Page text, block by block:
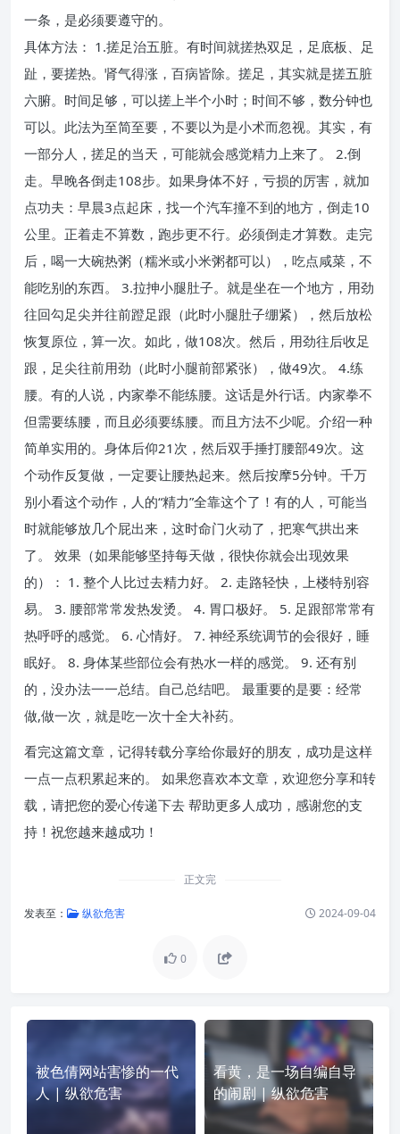
一条，是必须要遵守的。
具体方法： 1.搓足治五脏。有时间就搓热双足，足底板、足
趾，要搓热。肾气得涨，百病皆除。搓足，其实就是搓五脏
六腑。时间足够，可以搓上半个小时；时间不够，数分钟也
可以。此法为至简至要，不要以为是小术而忽视。其实，有
一部分人，搓足的当天，可能就会感觉精力上来了。 2.倒
走。早晚各倒走108步。如果身体不好，亏损的厉害，就加
点功夫：早晨3点起床，找一个汽车撞不到的地方，倒走10
公里。正着走不算数，跑步更不行。必须倒走才算数。走完
后，喝一大碗热粥（糯米或小米粥都可以），吃点咸菜，不
能吃别的东西。 3.拉抻小腿肚子。就是坐在一个地方，用劲
往回勾足尖并往前蹬足跟（此时小腿肚子绷紧），然后放松
恢复原位，算一次。如此，做108次。然后，用劲往后收足
跟，足尖往前用劲（此时小腿前部紧张），做49次。 4.练
腰。有的人说，内家拳不能练腰。这话是外行话。内家拳不
但需要练腰，而且必须要练腰。而且方法不少呢。介绍一种
简单实用的。身体后仰21次，然后双手捶打腰部49次。这
个动作反复做，一定要让腰热起来。然后按摩5分钟。千万
别小看这个动作，人的“精力”全靠这个了！有的人，可能当
时就能够放几个屁出来，这时命门火动了，把寒气拱出来
了。 效果（如果能够坚持每天做，很快你就会出现效果
的）： 1. 整个人比过去精力好。 2. 走路轻快，上楼特别容
易。 3. 腰部常常发热发烫。 4. 胃口极好。 5. 足跟部常常有
热呼呼的感觉。 6. 心情好。 7. 神经系统调节的会很好，睡
眠好。 8. 身体某些部位会有热水一样的感觉。 9. 还有别
的，没办法一一总结。自己总结吧。 最重要的是要：经常
做,做一次，就是吃一次十全大补药。
看完这篇文章，记得转载分享给你最好的朋友，成功是这样
一点一点积累起来的。 如果您喜欢本文章，欢迎您分享和转
载，请把您的爱心传递下去 帮助更多人成功，感谢您的支
持！祝您越来越成功！
正文完
发表至： 纵欲危害 2024-09-04
0
被色倩网站害惨的一代
人 | 纵欲危害
看黄，是一场自编自导
的闹剧 | 纵欲危害